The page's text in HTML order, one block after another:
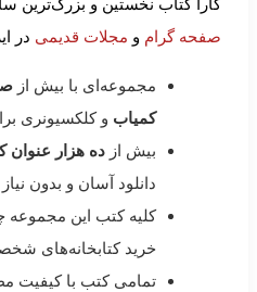
کارا کتاب نخستین و
صفحه گرام و مجلات قدیمی در
مجموعه‌ای با بیش از
کمیاب و کلکسیونری
بیش از ده هزار عنوان
دانلود آسان و بدون
کلیه کتب این مجموعه
خرید کتابخانه‌های
تمامی کتب با کیفیت